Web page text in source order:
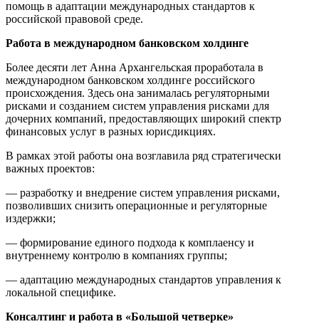
помощь в адаптации международных стандартов к
российской правовой среде.
Работа в международном банковском холдинге
Более десяти лет Анна Архангельская проработала в
международном банковском холдинге российского
происхождения. Здесь она занималась регуляторными
рисками и созданием систем управления рисками для
дочерних компаний, предоставляющих широкий спектр
финансовых услуг в разных юрисдикциях.
В рамках этой работы она возглавила ряд стратегически
важных проектов:
— разработку и внедрение систем управления рисками,
позволивших снизить операционные и регуляторные
издержки;
— формирование единого подхода к комплаенсу и
внутреннему контролю в компаниях группы;
— адаптацию международных стандартов управления к
локальной специфике.
Консалтинг и работа в «Большой четверке»